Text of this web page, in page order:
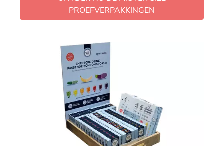
PROEFVERPAKKINGEN